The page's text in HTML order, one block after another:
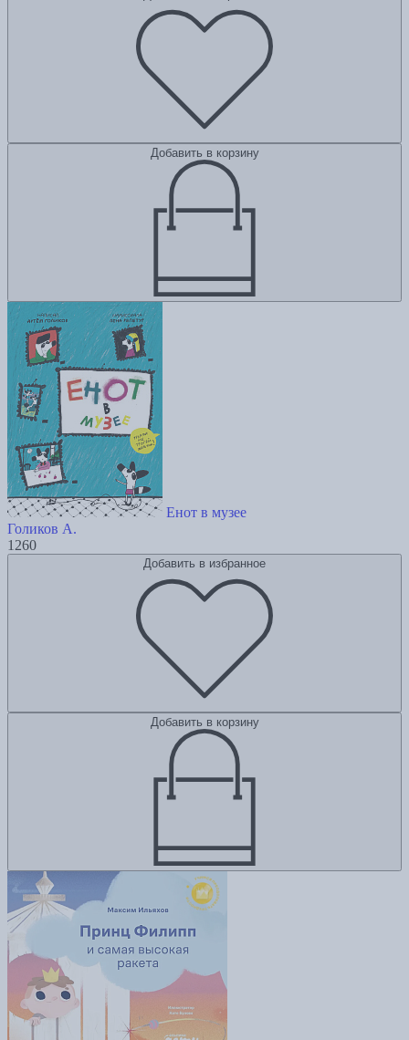
Добавить в корзину
Енот в музее
Голиков А.
1260
Добавить в избранное
Добавить в корзину